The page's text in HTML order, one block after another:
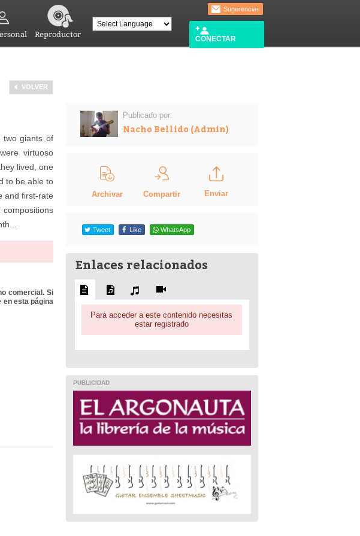
Reproductor
Sugerencias
CONECTAR
VOLVER
two giants of
virtuoso
lived, one
to be able to
and first-rate
comercial. Si
en esta página
Publicado por:
Nacho Bellido (Admin)
Archivar Compartir Enviar
Tweet Like WhatsApp
Enlaces relacionados
Para acceder a este contenido necesitas
estar registrado
PUBLICIDAD